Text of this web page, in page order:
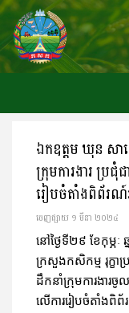
ឯកឧត្តម ឃុន សា
ក្រុមការងារ ប្រជុំ
រៀបចំតាំងពិព័រណ៍វ
ចេញ​ផ្សាយ​ ១ មីនា ២០២៤
នៅថ្ងៃទី២៩ ខែកុម្ភ
ក្រសួងកសិកម្ម រុក្ខា
ដឹកនាំក្រុមការងារចូ
លើការរៀបចំតាំងពិ